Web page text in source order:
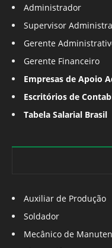
Administrador
Supervisor
Gerente
Gerente Financeiro
Empresas de Apoio
Escritórios de
Tabela Salarial Brasil
Auxiliar de Produção
Soldador
Mecânico de